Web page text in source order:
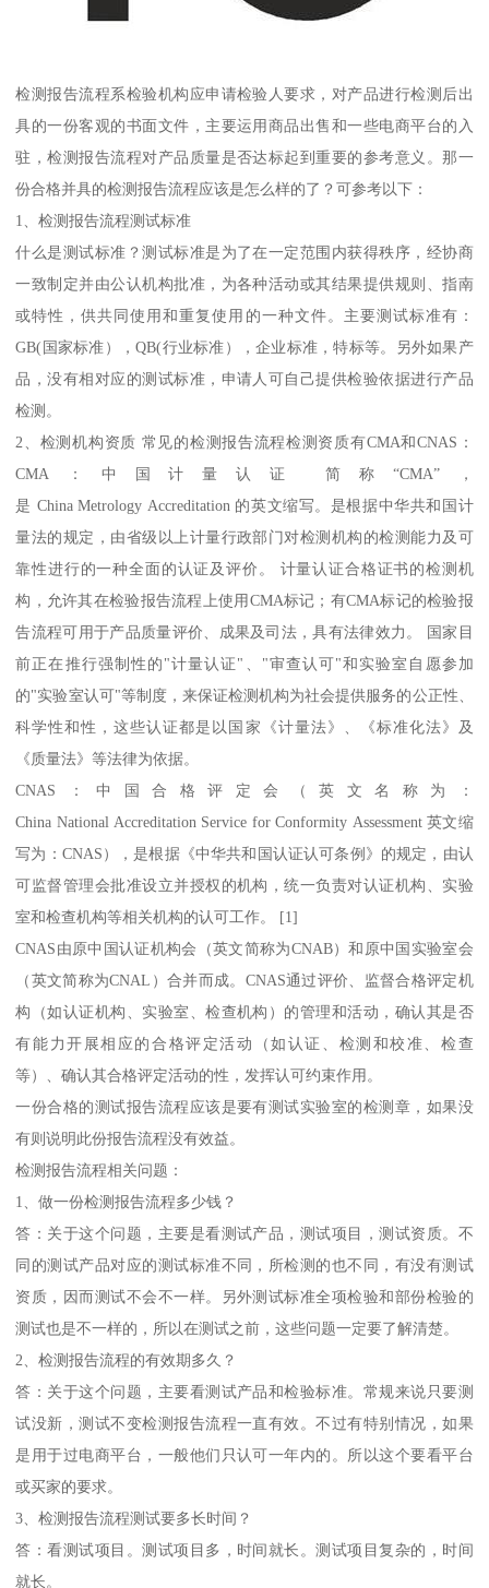
检测报告流程系检验机构应申请检验人要求，对产品进行检测后出
具的一份客观的书面文件，主要运用商品出售和一些电商平台的入
驻，检测报告流程对产品质量是否达标起到重要的参考意义。那一
份合格并具的检测报告流程应该是怎么样的了？可参考以下：
1、检测报告流程测试标准
什么是测试标准？测试标准是为了在一定范围内获得秩序，经协商
一致制定并由公认机构批准，为各种活动或其结果提供规则、指南
或特性，供共同使用和重复使用的一种文件。主要测试标准有：
GB(国家标准），QB(行业标准），企业标准，特标等。另外如果产
品，没有相对应的测试标准，申请人可自己提供检验依据进行产品
检测。
2、检测机构资质 常见的检测报告流程检测资质有CMA和CNAS：
CMA：中国计量认证 简称“CMA”，
是 China Metrology Accreditation 的英文缩写。是根据中华共和国计
量法的规定，由省级以上计量行政部门对检测机构的检测能力及可
靠性进行的一种全面的认证及评价。 计量认证合格证书的检测机
构，允许其在检验报告流程上使用CMA标记；有CMA标记的检验报
告流程可用于产品质量评价、成果及司法，具有法律效力。 国家目
前正在推行强制性的"计量认证"、"审查认可"和实验室自愿参加
的"实验室认可"等制度，来保证检测机构为社会提供服务的公正性、
科学性和性，这些认证都是以国家《计量法》、《标准化法》及
《质量法》等法律为依据。
CNAS：中国合格评定会（英文名称为：
China National Accreditation Service for Conformity Assessment 英文缩
写为：CNAS），是根据《中华共和国认证认可条例》的规定，由认
可监督管理会批准设立并授权的机构，统一负责对认证机构、实验
室和检查机构等相关机构的认可工作。 [1]
CNAS由原中国认证机构会（英文简称为CNAB）和原中国实验室会
（英文简称为CNAL）合并而成。CNAS通过评价、监督合格评定机
构（如认证机构、实验室、检查机构）的管理和活动，确认其是否
有能力开展相应的合格评定活动（如认证、检测和校准、检查
等）、确认其合格评定活动的性，发挥认可约束作用。
一份合格的测试报告流程应该是要有测试实验室的检测章，如果没
有则说明此份报告流程没有效益。
检测报告流程相关问题：
1、做一份检测报告流程多少钱？
答：关于这个问题，主要是看测试产品，测试项目，测试资质。不
同的测试产品对应的测试标准不同，所检测的也不同，有没有测试
资质，因而测试不会不一样。另外测试标准全项检验和部份检验的
测试也是不一样的，所以在测试之前，这些问题一定要了解清楚。
2、检测报告流程的有效期多久？
答：关于这个问题，主要看测试产品和检验标准。常规来说只要测
试没新，测试不变检测报告流程一直有效。不过有特别情况，如果
是用于过电商平台，一般他们只认可一年内的。所以这个要看平台
或买家的要求。
3、检测报告流程测试要多长时间？
答：看测试项目。测试项目多，时间就长。测试项目复杂的，时间
就长。